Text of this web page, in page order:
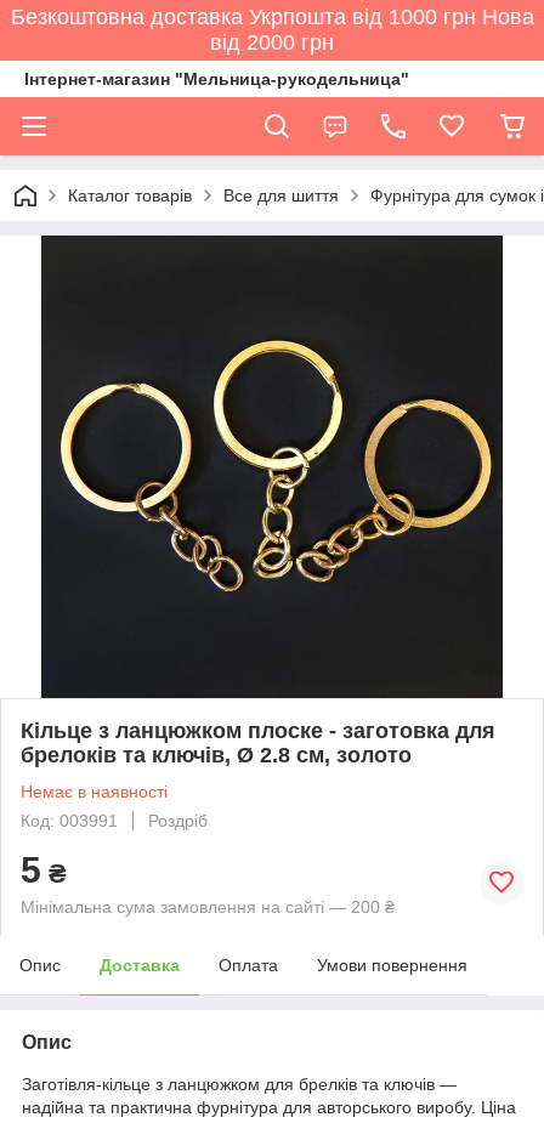
Безкоштовна доставка Укрпошта від 1000 грн Нова
від 2000 грн
Інтернет-магазин "Мельница-рукодельница"
Каталог товарів Все для шиття Фурнітура для сумок
Кільце з ланцюжком плоске - заготовка для
брелоків та ключів, Ø 2.8 см, золото
Немає в наявності
Код: 003991
Роздріб
5 ₴
Мінімальна сума замовлення на сайті — 200 ₴
Опис Доставка Оплата Умови повернення
Опис
Заготівля-кільце з ланцюжком для брелків та ключів ―
надійна та практична фурнітура для авторського виробу. Ціна